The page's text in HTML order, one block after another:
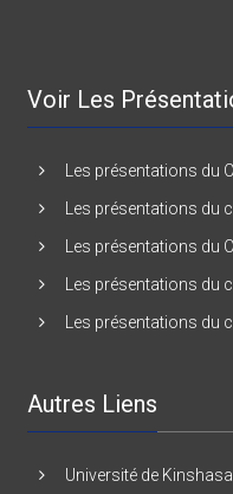
Voir Les
Les présentations du
Les présentations du
Les présentations du
Les présentations du
Les présentations du
Autres Liens
Université de Kinshasa